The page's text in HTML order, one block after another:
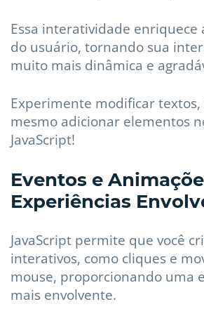
Essa interatividade enriquece
do usuário, tornando sua
muito mais dinâmica e
Experimente modificar textos,
mesmo adicionar elementos
JavaScript!
Eventos e
Experiências
JavaScript permite que você
interativos, como cliques e
mouse, proporcionando uma
mais envolvente.